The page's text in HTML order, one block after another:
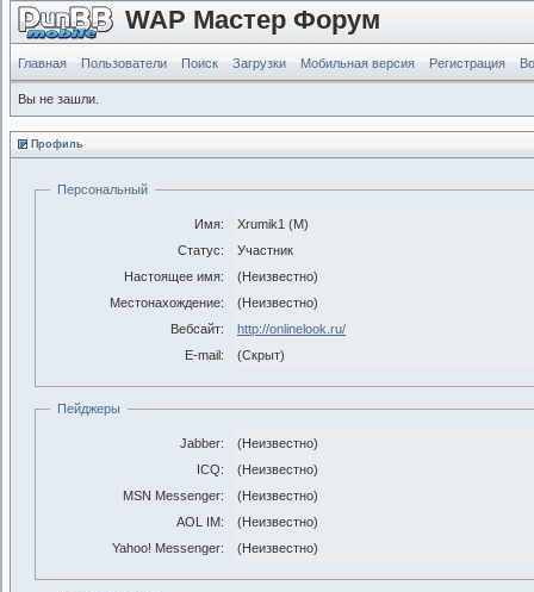
WAP Мастер Форум
Главная Пользователи Поиск Загрузки Мобильная версия Регистрация
Вы не зашли.
Профиль
Персональный
Имя:
Xrumik1 (М)
Статус:
Участник
Настоящее имя:
(Неизвестно)
Местонахождение:
(Неизвестно)
Вебсайт:
http://onlinelook.ru/
E-mail:
(Скрыт)
Пейджеры
Jabber:
(Неизвестно)
ICQ:
(Неизвестно)
MSN Messenger:
(Неизвестно)
AOL IM:
(Неизвестно)
Yahoo! Messenger:
(Неизвестно)